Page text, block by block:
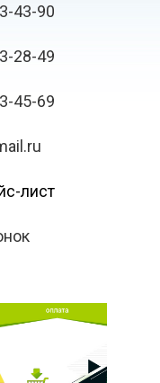
лист
43-90
28-49
45-69